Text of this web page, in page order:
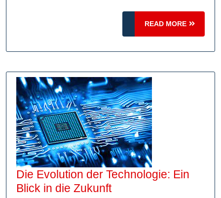
in
der
modernen
Wirtschaft
READ MORE
READ
MORE
Die Evolution der Technologie: Ein
Blick in die ZukunftDie